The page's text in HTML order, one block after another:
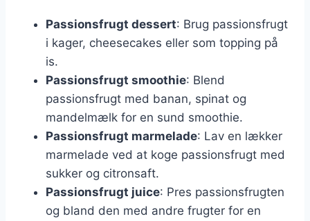
Passionsfrugt dessert: Brug passionsfrugt
i kager, cheesecakes eller som topping på
is.
Passionsfrugt smoothie: Blend
passionsfrugt med banan, spinat og
mandelmælk for en sund smoothie.
Passionsfrugt marmelade: Lav en lækker
marmelade ved at koge passionsfrugt med
sukker og citronsaft.
Passionsfrugt juice: Pres passionsfrugten
og bland den med andre frugter for en